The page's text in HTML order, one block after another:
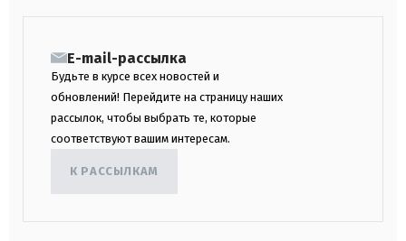
E-mail-рассылка
Будьте в курсе всех новостей и
обновлений! Перейдите на страницу наших
рассылок, чтобы выбрать те, которые
соответствуют вашим интересам.
К РАССЫЛКАМ